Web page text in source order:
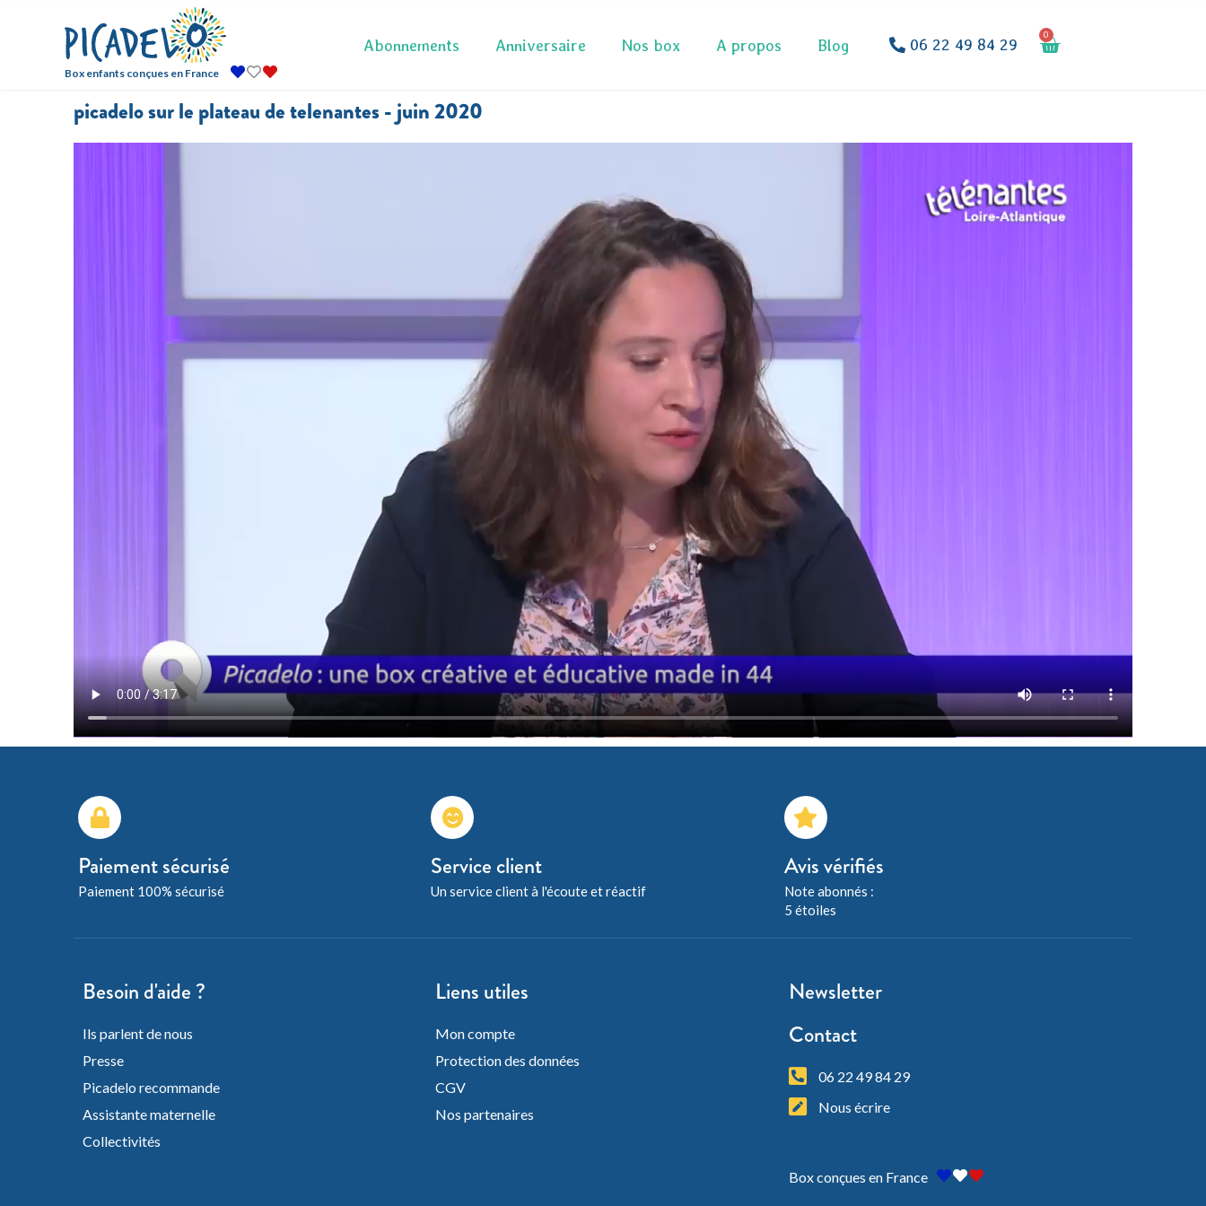
Box enfants conçues en France
Abonnements Anniversaire Nos box A propos Blog 06 22 49 84 29
0
picadelo sur le plateau de telenantes - juin 2020
Paiement sécurisé
Paiement 100% sécurisé
Service client
Un service client à l'écoute et réactif
Avis vérifiés
Note abonnés :
5 étoiles
Besoin d'aide ?
Ils parlent de nous
Presse
Picadelo recommande
Assistante maternelle
Collectivités
Liens utiles
Mon compte
Protection des données
CGV
Nos partenaires
Newsletter
Contact
06 22 49 84 29
Nous écrire
Box conçues en France